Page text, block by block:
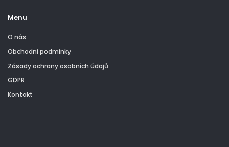
Menu
O nás
Obchodní podmínky
Zásady ochrany osobních údajů
GDPR
Kontakt